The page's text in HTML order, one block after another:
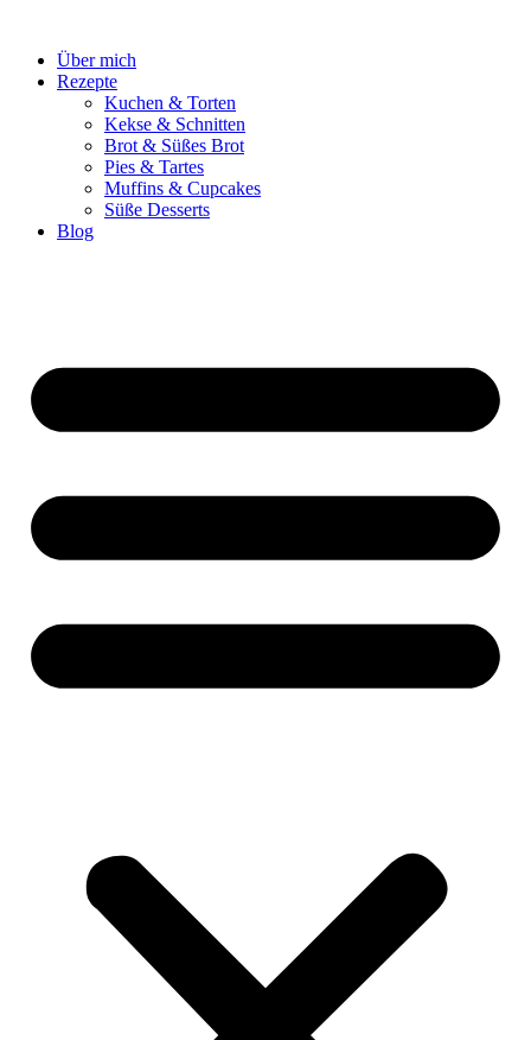
springenÜber mich
Rezepte
Kuchen & Torten
Kekse & Schnitten
Brot & Süßes Brot
Pies & Tartes
Muffins & Cupcakes
Süße Desserts
Blog